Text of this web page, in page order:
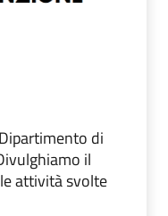
di
il
attività svolte